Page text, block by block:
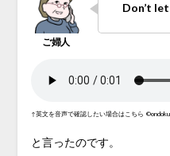
Don’t
↑英文を音声で確認したい場合はこちら
と言ったのです。